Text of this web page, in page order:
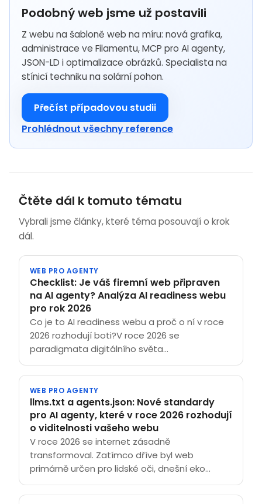
Podobný web jsme už postavili
Z webu na šabloně web na míru: nová grafika,
administrace ve Filamentu, MCP pro AI agenty,
JSON-LD i optimalizace obrázků. Specialista na
stínicí techniku na solární pohon.
Přečíst případovou studii
Prohlédnout všechny reference
Čtěte dál k tomuto tématu
Vybrali jsme články, které téma posouvají o krok
dál.
WEB PRO AGENTY
Checklist: Je váš firemní web připraven
na AI agenty? Analýza AI readiness webu
pro rok 2026
Co je to AI readiness webu a proč o ní v roce
2026 rozhodují boti?V roce 2026 se
paradigmata digitálního světa...
WEB PRO AGENTY
llms.txt a agents.json: Nové standardy
pro AI agenty, které v roce 2026 rozhodují
o viditelnosti vašeho webu
V roce 2026 se internet zásadně
transformoval. Zatímco dříve byl web
primárně určen pro lidské oči, dnešní eko...